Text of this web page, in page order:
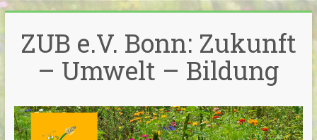
Inhalt
springen
ZUB e.V. Bonn: Zukunft
– Umwelt – Bildung